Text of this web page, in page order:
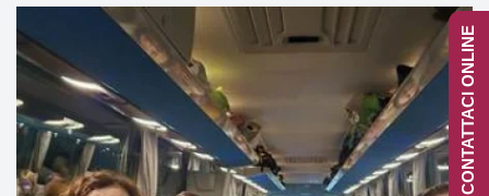
CONTATTACI ONLINE